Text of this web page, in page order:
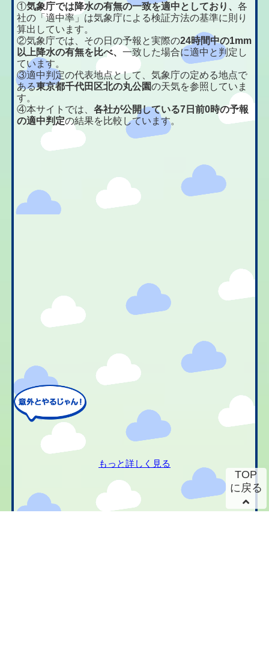
①気象庁では降水の有無の一致を適中としており、各
社の「適中率」は気象庁による検証方法の基準に則り
算出しています。
②気象庁では、その日の予報と実際の24時間中の1mm
以上降水の有無を比べ、一致した場合に適中と判定し
ています。
③適中判定の代表地点として、気象庁の定める地点で
ある東京都千代田区北の丸公園の天気を参照していま
す。
④本サイトでは、各社が公開している7日前0時の予報
の適中判定の結果を比較しています。
もっと詳しく見る
TOP
に戻る